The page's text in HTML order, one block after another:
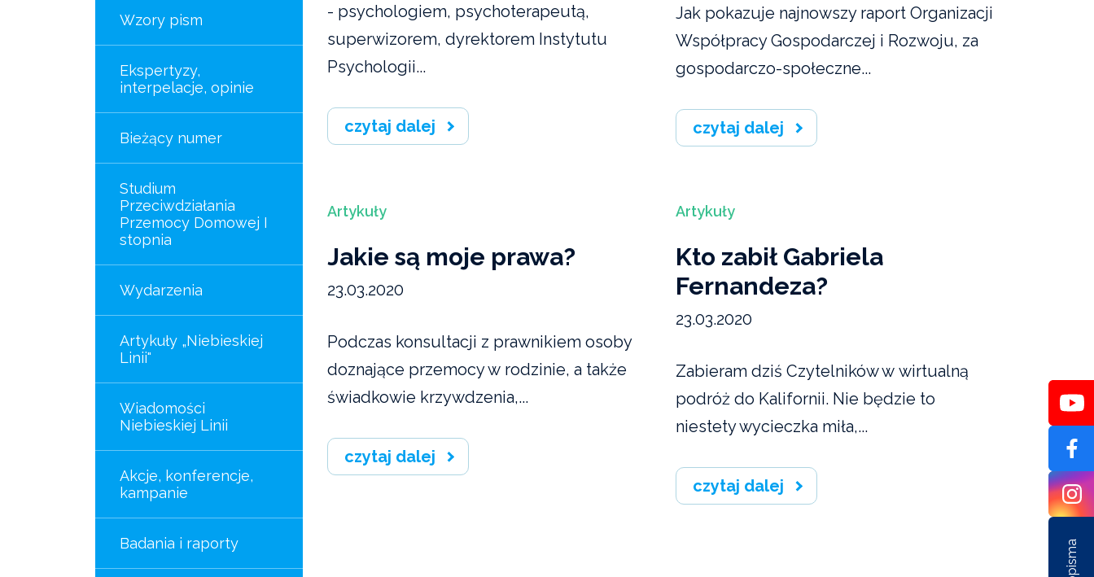
Wzory pism
Ekspertyzy,
interpelacje, opinie
Bieżący numer
Studium
Przeciwdziałania
Przemocy Domowej I
stopnia
Wydarzenia
Artykuły „Niebieskiej
Linii"
Wiadomości
Niebieskiej Linii
Akcje, konferencje,
kampanie
Badania i raporty
- psychologiem, psychoterapeutą,
superwizorem, dyrektorem Instytutu
Psychologii...
czytaj dalej
Jak pokazuje najnowszy raport Organizacji
Współpracy Gospodarczej i Rozwoju, za
gospodarczo-społeczne...
czytaj dalej
Artykuły
Jakie są moje prawa?
23.03.2020
Podczas konsultacji z prawnikiem osoby
doznające przemocy w rodzinie, a także
świadkowie krzywdzenia,...
czytaj dalej
Artykuły
Kto zabił Gabriela
Fernandeza?
23.03.2020
Zabieram dziś Czytelników w wirtualną
podróż do Kalifornii. Nie będzie to
niestety wycieczka miła,...
czytaj dalej